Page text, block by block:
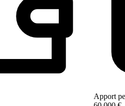
Apport